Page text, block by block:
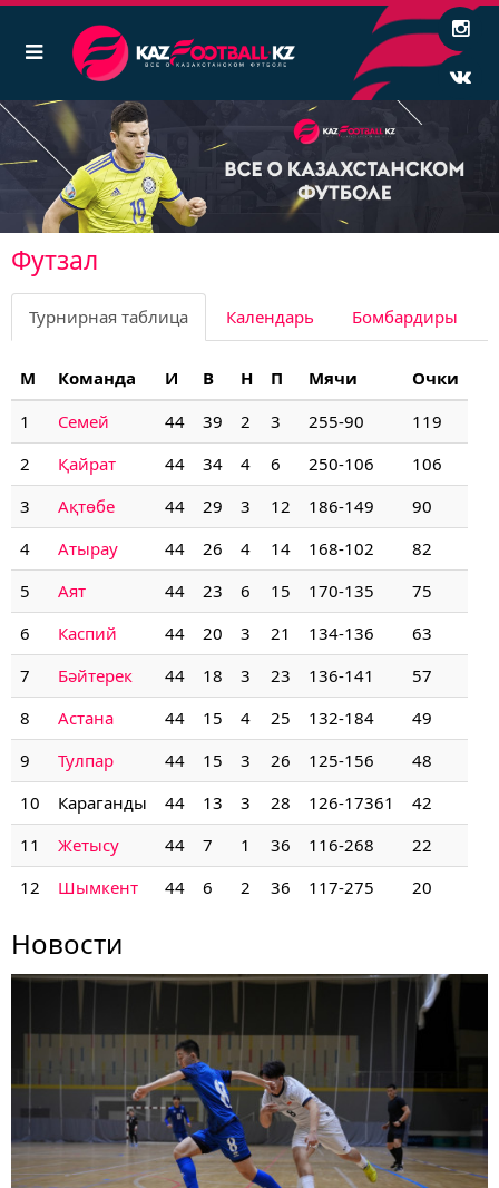
Футзал
Турнирная таблица Календарь Бомбардиры
М Команда И В Н П Мячи
Очки
1
Семей 44 39 2 3 255-90
119
2
Қайрат 44 34 4 6 250-106
106
3
Ақтөбе 44 29 3 12 186-149
90
4
Атырау 44 26 4 14 168-102
82
5
Аят 44 23 6 15 170-135
75
6
Каспий 44 20 3 21 134-136
63
7
Бәйтерек 44 18 3 23 136-141
57
8
Астана 44 15 4 25 132-184
49
9
Тулпар 44 15 3 26 125-156
48
10
Караганды 44 13 3 28 126-17361
42
11
Жетысу 44 7 1 36 116-268
22
12
Шымкент 44 6 2 36 117-275 20
Новости